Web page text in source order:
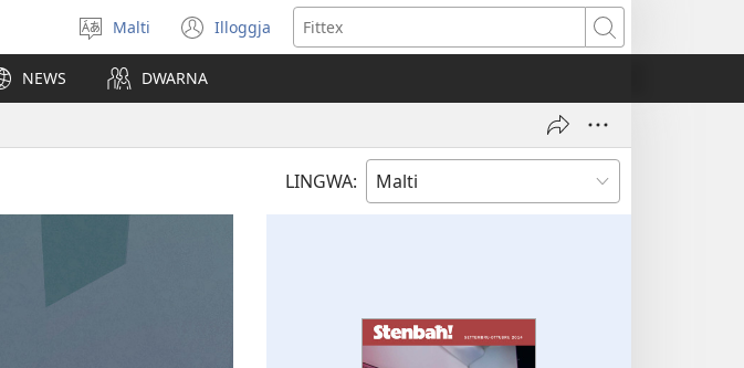
Agħżel
il-
lingwa
Malti Illoggja
(opens
new
Fittex
NEWS DWARNA
LINGWA: